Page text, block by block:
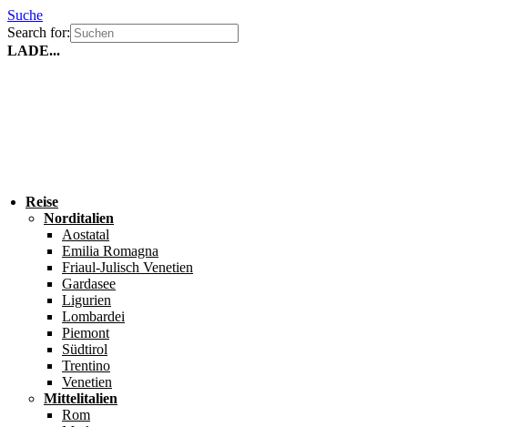
Suche
Search for:
LADE...
Reise
Norditalien
Aostatal
Emilia Romagna
Friaul-Julisch Venetien
Gardasee
Ligurien
Lombardei
Piemont
Südtirol
Trentino
Venetien
Mittelitalien
Rom